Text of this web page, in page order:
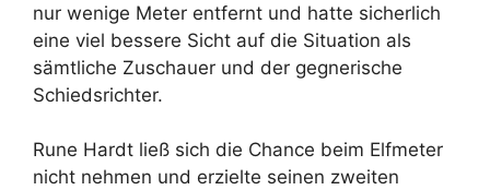
nur wenige Meter entfernt und hatte sicherlich
eine viel bessere Sicht auf die Situation als
sämtliche Zuschauer und der gegnerische
Schiedsrichter.
Rune Hardt ließ sich die Chance beim Elfmeter
nicht nehmen und erzielte seinen zweiten